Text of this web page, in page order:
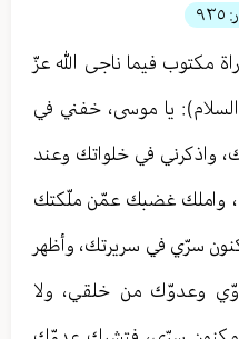
٩٣٥
مكتوب فيما ناجى الله عزّ
يا موسى، خفني في
واذكرني في خلواتك وعند
واملك غضبك عمّن ملّكتك
سرّي في سريرتك، وأظهر
وعدوّك من خلقي، ولا